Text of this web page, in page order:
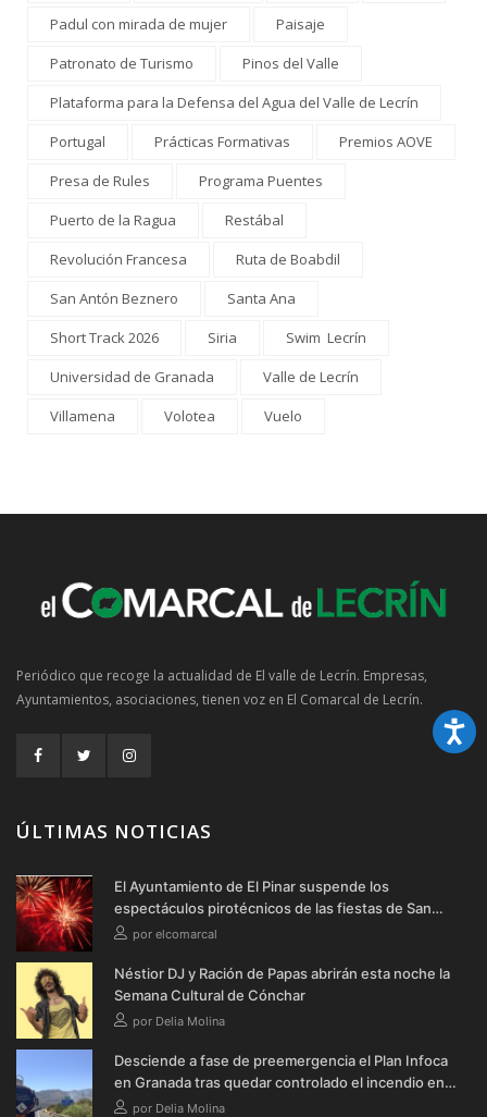
Padul con mirada de mujer
Paisaje
Patronato de Turismo
Pinos del Valle
Plataforma para la Defensa del Agua del Valle de Lecrín
Portugal
Prácticas Formativas
Premios AOVE
Presa de Rules
Programa Puentes
Puerto de la Ragua
Restábal
Revolución Francesa
Ruta de Boabdil
San Antón Beznero
Santa Ana
Short Track 2026
Siria
Swim Lecrín
Universidad de Granada
Valle de Lecrín
Villamena
Volotea Vuelo
Periódico que recoge la actualidad de El valle de Lecrín. Empresas,
Ayuntamientos, asociaciones, tienen voz en El Comarcal de Lecrín.
ÚLTIMAS NOTICIAS
El Ayuntamiento de El Pinar suspende los
espectáculos pirotécnicos de las fiestas de San
Cayetano y San Roque 2026
por elcomarcal
Néstior DJ y Ración de Papas abrirán esta noche la
Semana Cultural de Cónchar
por Delia Molina
Desciende a fase de preemergencia el Plan Infoca
en Granada tras quedar controlado el incendio en
Lecrínpor Delia Molina